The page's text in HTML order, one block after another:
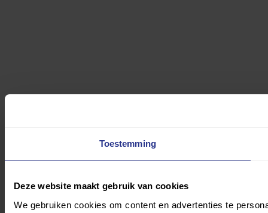
Toestemming
Deze website maakt gebruik van cookies
We gebruiken cookies om content en advertenties te